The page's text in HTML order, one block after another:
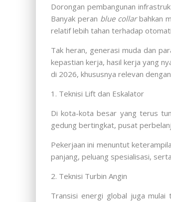
Dorongan pembangunan
Banyak peran blue collarbahkan
relatif lebih tahan terhadap
Tak heran, generasi muda dan
kepastian kerja, hasil kerja yang
di 2026, khususnya relevan
1. Teknisi Lift dan Eskalator
Di kota-kota besar yang terus
gedung bertingkat, pusat
Pekerjaan ini menuntut
panjang, peluang spesialisasi,
2. Teknisi Turbin Angin
Transisi energi global juga